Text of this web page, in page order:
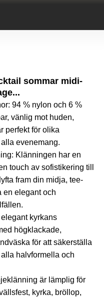
sommar midi-
94 % nylon och 6 %
vänlig mot huden,
perfekt för olika
evenemang.
Klänningen har en
touch av sofistikering till
fram din midja, tee-
en elegant och
kyrkans
högklackade,
för att säkerställa
halvformella och
är lämplig för
kyrka, bröllop,